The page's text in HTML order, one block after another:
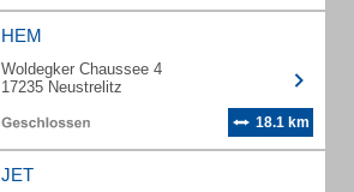
HEM
Woldegker Chaussee 4
17235 Neustrelitz
18.1 km
JET